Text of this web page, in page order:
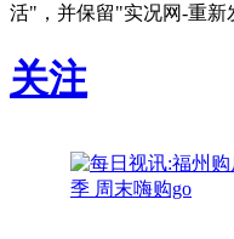
活"，并保留"实况网-重新
关注